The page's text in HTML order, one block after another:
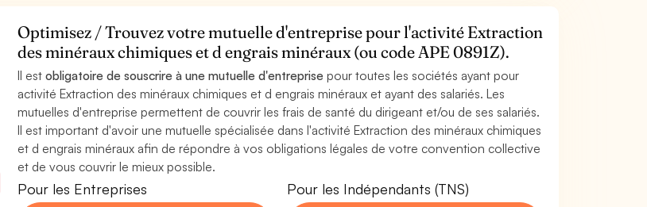
Optimisez / Trouvez votre mutuelle d'entreprise pour l'activité Extraction
des minéraux chimiques et d engrais minéraux (ou code APE 0891Z).
Il est obligatoire de souscrire à une mutuelle d'entreprise pour toutes les sociétés ayant pour
activité Extraction des minéraux chimiques et d engrais minéraux et ayant des salariés. Les
mutuelles d'entreprise permettent de couvrir les frais de santé du dirigeant et/ou de ses salariés.
Il est important d'avoir une mutuelle spécialisée dans l'activité Extraction des minéraux chimiques
et d engrais minéraux afin de répondre à vos obligations légales de votre convention collective
et de vous couvrir le mieux possible.
Pour les Entreprises Pour les Indépendants (TNS)